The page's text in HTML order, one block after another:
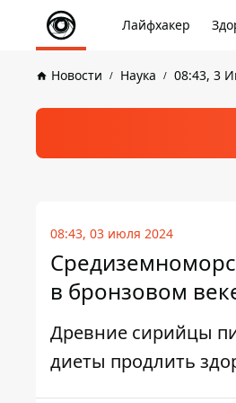
Лайфхакер
Новости Наука 08:43, 3
08:43, 03 июля 2024
в бронзовом
Древние сирийцы
диеты продлить